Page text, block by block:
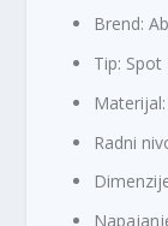
Brend:
Tip: Spot
Radni